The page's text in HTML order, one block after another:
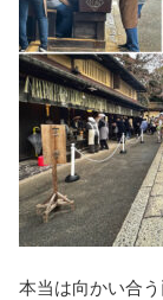
本当は向かい合